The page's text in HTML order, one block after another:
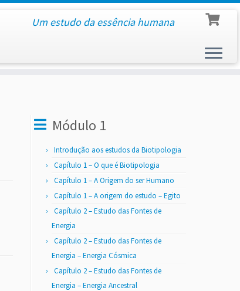
Um estudo da essência humana
Módulo 1
Introdução aos estudos da Biotipologia
Capítulo 1 – O que é Biotipologia
Capítulo 1 – A Origem do ser Humano
Capítulo 1 – A origem do estudo – Egito
Capítulo 2 – Estudo das Fontes de
Energia
Capítulo 2 – Estudo das Fontes de
Energia – Energia Cósmica
Capítulo 2 – Estudo das Fontes de
Energia – Energia Ancestral